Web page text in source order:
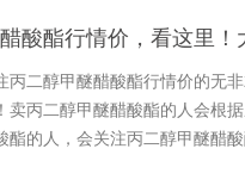
酸酯行情价，看这里！
丙二醇甲醚醋酸酯行情价的无
卖丙二醇甲醚醋酸酯的人会根
酯的人，会关注丙二醇甲醚醋